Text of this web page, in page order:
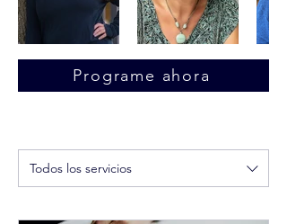
Programe ahora
Todos los servicios